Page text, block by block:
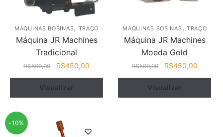
MÁQUINAS BOBINAS, TRAÇO
Máquina JR Machines
Tradicional
R$500,00
O
preço
original
era:
R$450,00
preço
é:
Comprar
Visualizar
MÁQUINAS BOBINAS, TRAÇO
Máquina JR Machines
Moeda Gold
R$500,00
O
preço
original
era:
R$450,00
preço
é:
Comprar
Visualizar
-10%